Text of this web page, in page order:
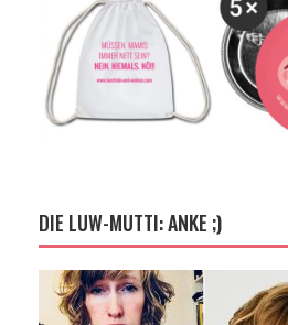
DIE LUW-MUTTI: ANKE ;)